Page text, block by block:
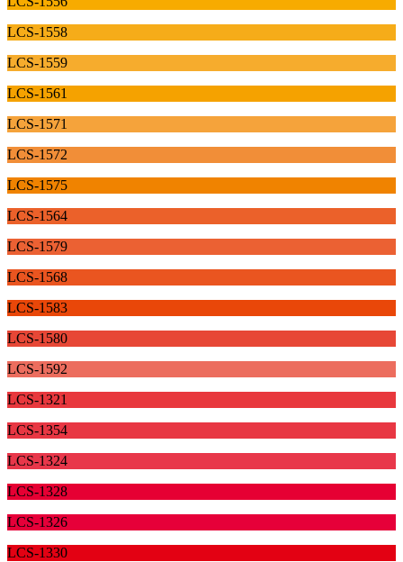
LCS-1558
LCS-1559
LCS-1561
LCS-1571
LCS-1572
LCS-1575
LCS-1564
LCS-1579
LCS-1568
LCS-1583
LCS-1580
LCS-1592
LCS-1321
LCS-1354
LCS-1324
LCS-1328
LCS-1326
LCS-1330